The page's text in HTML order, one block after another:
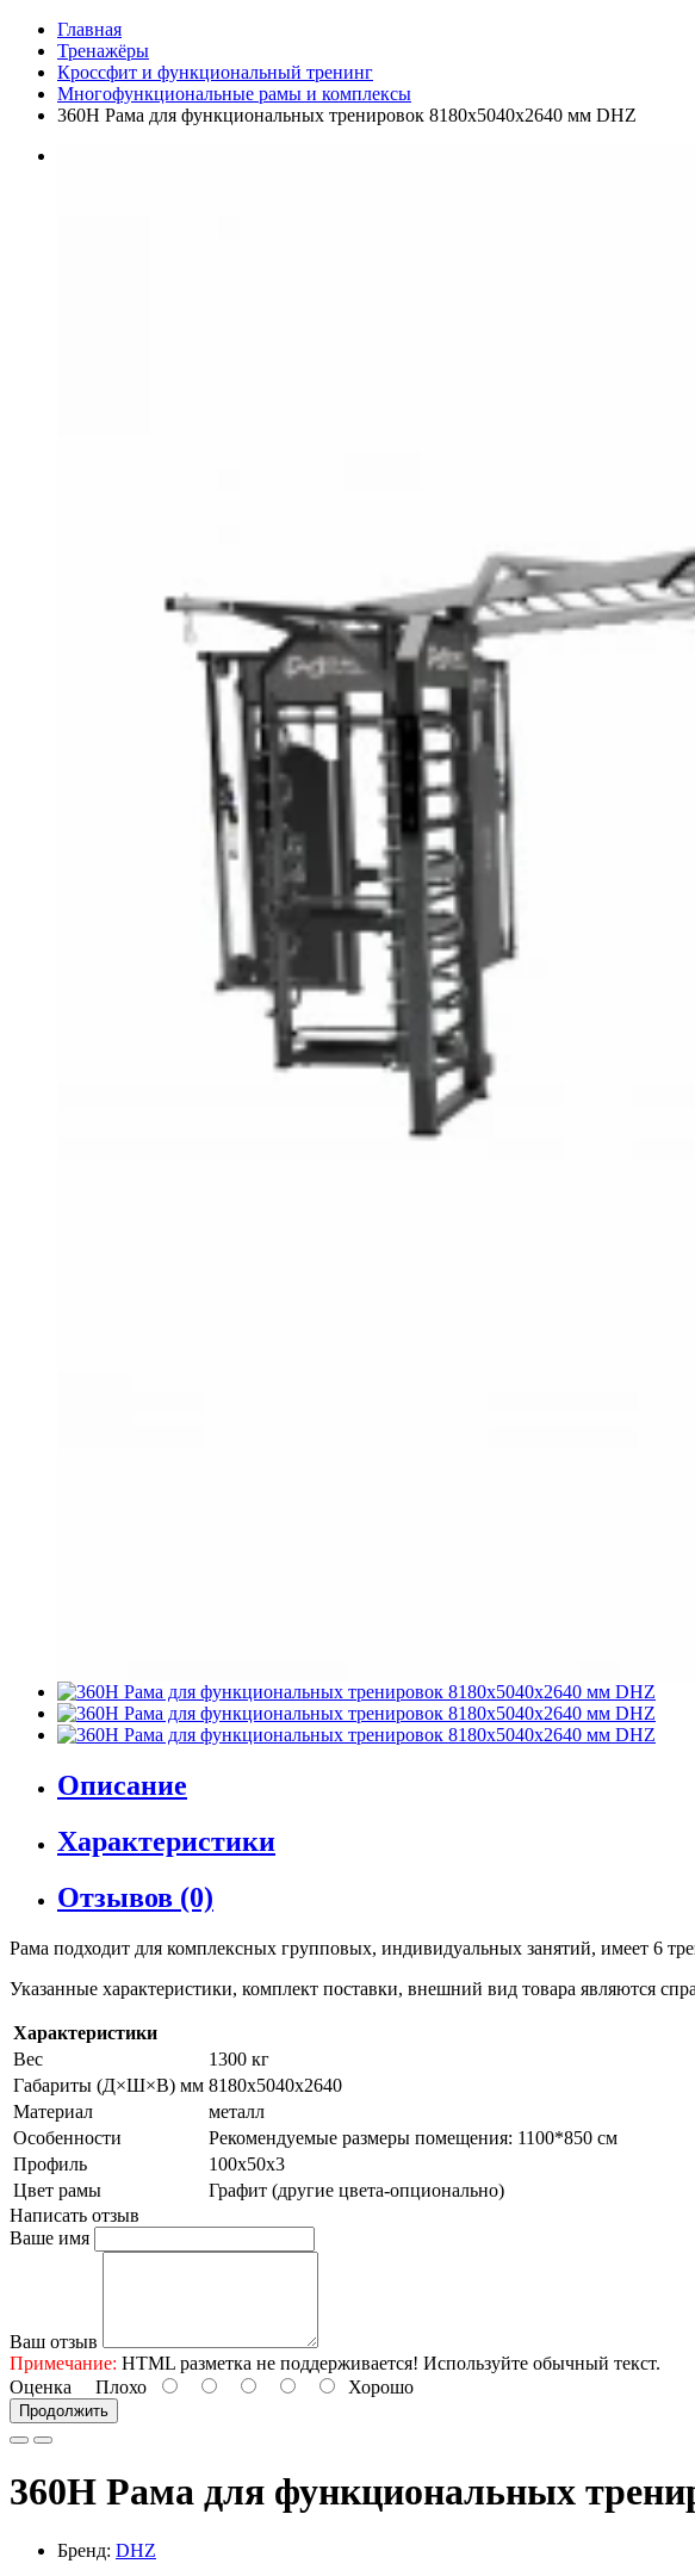
Главная
Тренажёры
Кроссфит и функциональный тренинг
Многофункциональные рамы и комплексы
360H Рама для функциональных тренировок 8180х5040х2640 мм DHZ
Описание
Характеристики
Отзывов (0)
Рама подходит для комплексных групповых, индивидуальных занятий, имеет 6
Указанные характеристики, комплект поставки, внешний вид товара являются
Характеристики
Вес
1300 кг
Габариты (Д×Ш×В) мм 8180х5040х2640
Материал
металл
Особенности
Рекомендуемые размеры помещения: 1100*850 см
Профиль
100х50х3
Цвет рамы
Графит (другие цвета-опционально)
Написать отзыв
Ваше имя
Ваш отзыв
Примечание: HTML разметка не поддерживается! Используйте обычный текст.
Оценка Плохо Хорошо
Продолжить
360H Рама для функциональных
Бренд: DHZ